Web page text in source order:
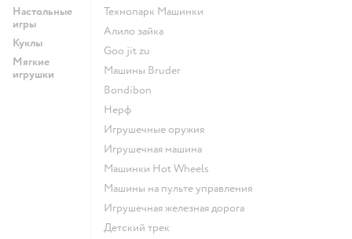
Настольные
игры
Куклы
Мягкие
игрушки
Технопарк Машинки
Алило зайка
Goo jit zu
Машины Bruder
Bondibon
Нерф
Игрушечные оружия
Игрушечная машина
Машинки Hot Wheels
Машины на пульте управления
Игрушечная железная дорога
Детский трек